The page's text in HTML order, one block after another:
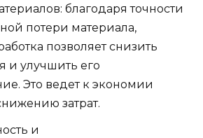
благодаря точности
потери материала,
позволяет снизить
и улучшить его
Это ведет к экономии
затрат.
и